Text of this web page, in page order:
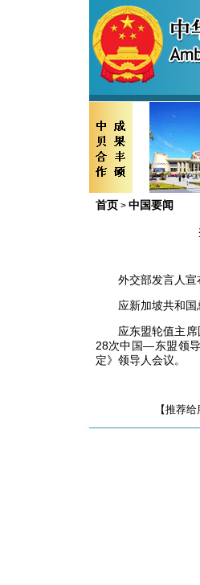
首页 > 中国要闻
外交部发言人宣
应新加坡共和
应东盟轮值主
28次中国—东盟领
定》领导人会议。
【推荐给